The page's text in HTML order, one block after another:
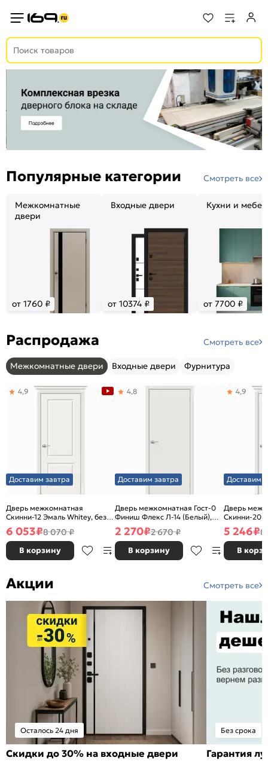
Популярные категории Смотреть все
Межкомнатные
двери
от 1760 ₽
Входные двери
от 10374 ₽
Кухни и
от 7700 ₽
Распродажа Смотреть все
Межкомнатные двери Входные двери Фурнитура
Доставим завтра
Дверь межкомнатная
Скинни-12 Эмаль Whitey, без
декора, глухая, без стекла,
без кромки, скиновая
4,9
6 053₽8 070 ₽
В корзину
Доставим завтра
Дверь межкомнатная Гост-0
Финиш Флекс Л-14 (Белый),
глухая, каркасно-щитовая
4,8
2 270₽2 670 ₽
В корзину
Доставим
Дверь
Скинни-20
декора,
без кромки,
4,9
5 246₽8
В
Акции Смотреть все
Осталось 24 дня
Скидки до 30% на входные двери
Без срока
Гарантия